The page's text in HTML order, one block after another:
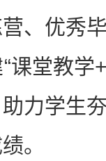
、优秀
课堂教学
力学生
。